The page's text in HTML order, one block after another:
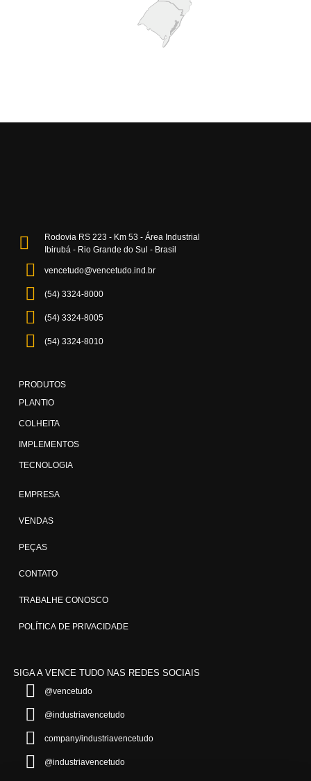
Rodovia RS 223 - Km 53 - Área Industrial
Ibirubá - Rio Grande do Sul - Brasil
vencetudo@vencetudo.ind.br
(54) 3324-8000
(54) 3324-8005
(54) 3324-8010
PRODUTOS
PLANTIO
COLHEITA
IMPLEMENTOS
TECNOLOGIA
EMPRESA
VENDAS
PEÇAS
CONTATO
TRABALHE CONOSCO
POLÍTICA DE PRIVACIDADE
SIGA A VENCE TUDO NAS REDES SOCIAIS
@vencetudo
@industriavencetudo
company/industriavencetudo
@industriavencetudo